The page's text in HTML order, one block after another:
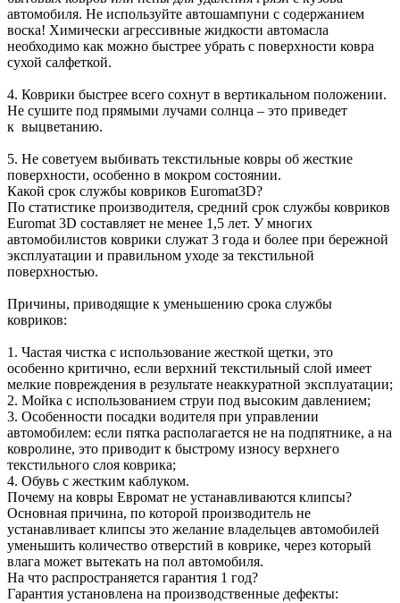
автомобиля. Не используйте автошампуни с содержанием
воска! Химически агрессивные жидкости автомасла
необходимо как можно быстрее убрать с поверхности ковра
сухой салфеткой.
4. Коврики быстрее всего сохнут в вертикальном положении.
Не сушите под прямыми лучами солнца – это приведет
к выцветанию.
5. Не советуем выбивать текстильные ковры об жесткие
поверхности, особенно в мокром состоянии.
Какой срок службы ковриков Euromat3D?
По статистике производителя, средний срок службы ковриков
Euromat 3D составляет не менее 1,5 лет. У многих
автомобилистов коврики служат 3 года и более при бережной
эксплуатации и правильном уходе за текстильной
поверхностью.
Причины, приводящие к уменьшению срока службы
ковриков:
1. Частая чистка с использование жесткой щетки, это
особенно критично, если верхний текстильный слой имеет
мелкие повреждения в результате неаккуратной эксплуатации;
2. Мойка с использованием струи под высоким давлением;
3. Особенности посадки водителя при управлении
автомобилем: если пятка располагается не на подпятнике, а на
ковролине, это приводит к быстрому износу верхнего
текстильного слоя коврика;
4. Обувь с жестким каблуком.
Почему на ковры Евромат не устанавливаются клипсы?
Основная причина, по которой производитель не
устанавливает клипсы это желание владельцев автомобилей
уменьшить количество отверстий в коврике, через который
влага может вытекать на пол автомобиля.
На что распространяется гарантия 1 год?
Гарантия установлена на производственные дефекты: